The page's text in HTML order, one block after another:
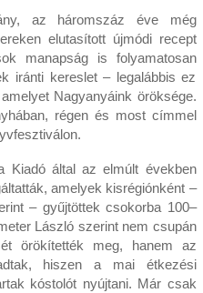
az háromszáz éve még
elutasított újmódi recept
manapság is folyamatosan
iránti kereslet – legalábbis ez
Nagyanyáink öröksége.
régen és most címmel
Kiadó által az elmúlt években
amelyek kisrégiónként –
– gyűjtöttek csokorba 100–
László szerint nem csupán
örökítették meg, hanem az
hiszen a mai étkezési
kóstolót nyújtani. Már csak